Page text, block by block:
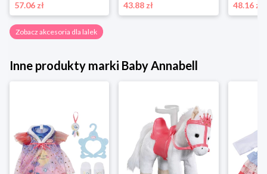
57.06 zł
43.88 zł
48.16 zł
Zobacz akcesoria dla lalek
Inne produkty marki Baby Annabell